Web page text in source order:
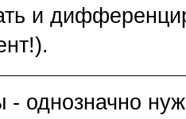
и
- однозначно